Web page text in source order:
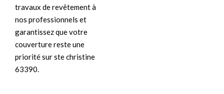
travaux de revêtement à
nos professionnels et
garantissez que votre
couverture reste une
priorité sur ste christine
63390.